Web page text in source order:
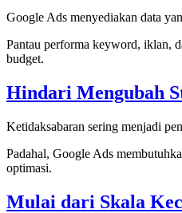
Google Ads menyediakan data
Pantau performa keyword, iklan,
budget.
Hindari Mengubah
Ketidaksabaran sering menjadi
Padahal, Google Ads
optimasi.
Mulai dari Skala